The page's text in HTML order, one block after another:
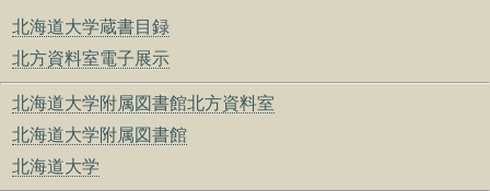
北海道大学蔵書目録
北方資料室電子展示
北海道大学附属図書館北方資料室
北海道大学附属図書館
北海道大学